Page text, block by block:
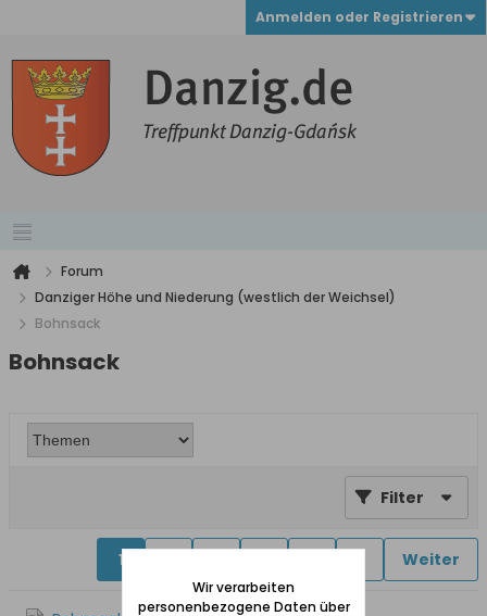
Anmelden oder Registrieren
Forum
Danziger Höhe und Niederung (westlich der Weichsel)
Bohnsack
Bohnsack
Filter
1 Weiter
Wir verarbeiten
personenbezogene Daten über